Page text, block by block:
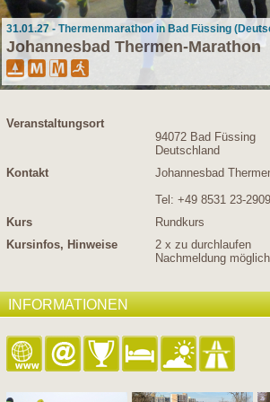
31.01.27 - Thermenmarathon in Bad Füssing
Johannesbad Thermen-Marathon
Veranstaltungsort
94072 Bad Füssing
Deutschland
Kontakt
Johannesbad
Tel: +49 8531 23-2909
Kurs
Rundkurs
Kursinfos, Hinweise
2 x zu durchlaufen
Nachmeldung
INFORMATIONEN